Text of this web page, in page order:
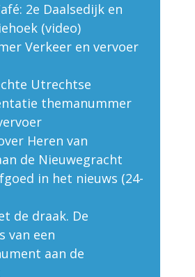
2e Daalsedijk en
(video)
Verkeer en vervoer
Utrechtse
themanummer
Heren van
de Nieuwegracht
in het nieuws (24-
de draak. De
van een
aan de